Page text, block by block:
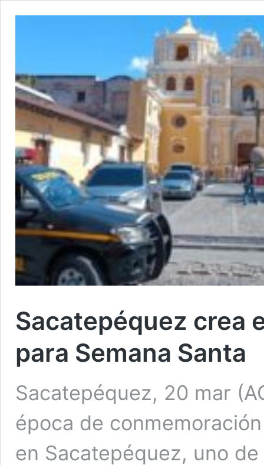
Sacatepéquez crea
para Semana Santa
Sacatepéquez, 20 mar
época de
en Sacatepéquez, uno